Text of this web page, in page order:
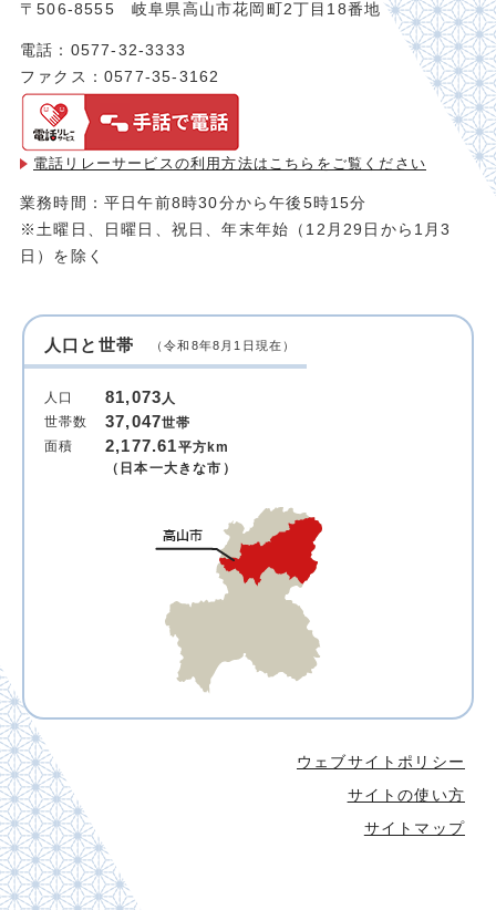
〒506-8555 岐阜県高山市花岡町2丁目18番地
電話：0577-32-3333
ファクス：0577-35-3162
電話リレーサービスの利用方法は こちらをご覧ください
業務時間：平日午前8時30分から午後5時15分
※土曜日、日曜日、祝日、年末年始（12月29日から1月3
日）を除く
人口と世帯 （令和8年8月1日現在）
人口 81,073人
世帯数
37,047世帯
面積
2,177.61平方km
（日本一大きな市）
ウェブサイトポリシー
サイトの使い方
サイトマップ